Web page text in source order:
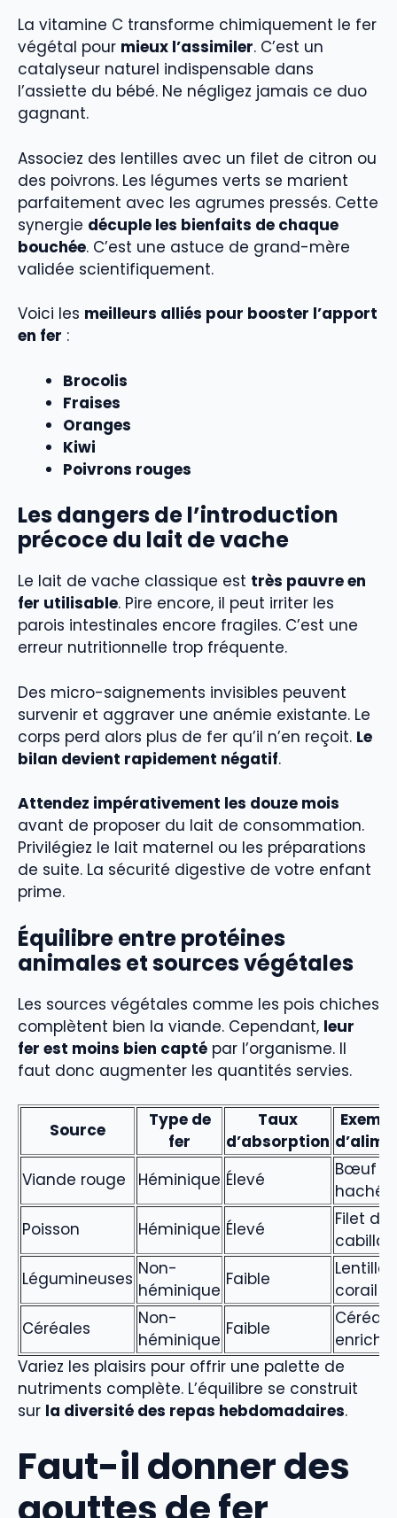
La vitamine C transforme chimiquement le fer
végétal pour mieux l’assimiler. C’est un
catalyseur naturel indispensable dans
l’assiette du bébé. Ne négligez jamais ce duo
gagnant.
Associez des lentilles avec un filet de citron ou
des poivrons. Les légumes verts se marient
parfaitement avec les agrumes pressés. Cette
synergie décuple les bienfaits de chaque
bouchée. C’est une astuce de grand-mère
validée scientifiquement.
Voici les meilleurs alliés pour booster l’apport
en fer :
Brocolis
Fraises
Oranges
Kiwi
Poivrons rouges
Les dangers de l’introduction
précoce du lait de vache
Le lait de vache classique est très pauvre en
fer utilisable. Pire encore, il peut irriter les
parois intestinales encore fragiles. C’est une
erreur nutritionnelle trop fréquente.
Des micro-saignements invisibles peuvent
survenir et aggraver une anémie existante. Le
corps perd alors plus de fer qu’il n’en reçoit. Le
bilan devient rapidement négatif.
Attendez impérativement les douze mois
avant de proposer du lait de consommation.
Privilégiez le lait maternel ou les préparations
de suite. La sécurité digestive de votre enfant
prime.
Équilibre entre protéines
animales et sources végétales
Les sources végétales comme les pois chiches
complètent bien la viande. Cependant, leur
fer est moins bien capté par l’organisme. Il
faut donc augmenter les quantités servies.
Source
Type de
fer
Taux
d’absorption
Viande rouge
Héminique Élevé
Bœuf
haché
Poisson
Héminique Élevé
Filet de
Légumineuses Non-
héminique
Faible
Lentilles
corail
Céréales
Non-
héminique
Faible
Variez les plaisirs pour offrir une palette de
nutriments complète. L’équilibre se construit
sur la diversité des repas hebdomadaires.
Faut-il donner des